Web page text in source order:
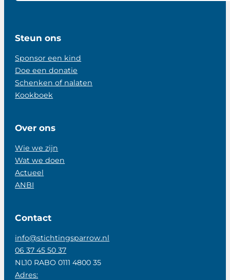
Steun ons
Sponsor een kind
Doe een donatie
Schenken of nalaten
Kookboek
Over ons
Wie we zijn
Wat we doen
Actueel
ANBI
Contact
info@stichtingsparrow.nl
06 37 45 50 37
NL10 RABO 0111 4800 35
Adres: